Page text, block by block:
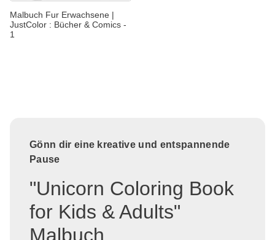
Malbuch Fur Erwachsene |
JustColor : Bücher & Comics -
1
Gönn dir eine kreative und entspannende
Pause
"Unicorn Coloring Book
for Kids & Adults"
Malbuch